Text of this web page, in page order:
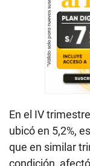
En el IV
ubicó en 5,2%,
que en similar
condición,